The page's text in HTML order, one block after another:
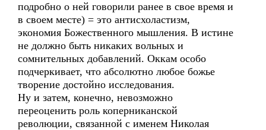
подробно о ней говорили ранее в свое время и
в своем месте) = это антисхоластизм,
экономия Божественного мышления. В истине
не должно быть никаких вольных и
сомнительных добавлений. Оккам особо
подчеркивает, что абсолютно любое божье
творение достойно исследования.
Ну и затем, конечно, невозможно
переоценить роль коперниканской
революции, связанной с именем Николая